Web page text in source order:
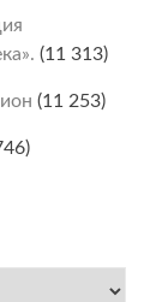
(11 313)
(11 253)